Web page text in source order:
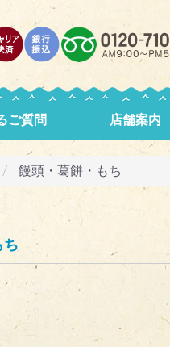
ご質問 店舗案内
饅頭・葛餅・もち
ち